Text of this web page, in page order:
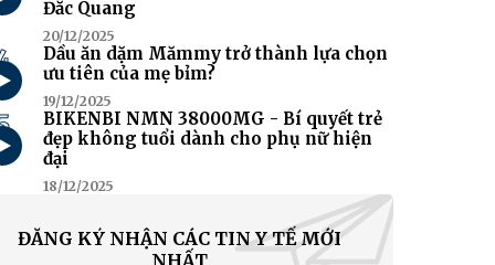
Đắc Quang
20/12/2025
Dầu ăn dặm Mămmy trở thành lựa chọn
ưu tiên của mẹ bỉm?
19/12/2025
BIKENBI NMN 38000MG - Bí quyết trẻ
đẹp không tuổi dành cho phụ nữ hiện
đại
18/12/2025
ĐĂNG KÝ NHẬN CÁC TIN Y TẾ MỚI